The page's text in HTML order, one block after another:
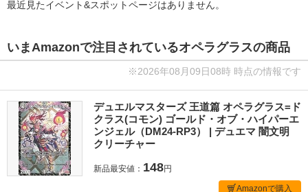
最近見たイベント&スポットページはありません。
いまAmazonで注目されているオペラグラスの商品
※2026年08月09日08時 時点の情報です
デュエルマスターズ 王道篇 オペラグラス=ド
クラス(コモン) ゴールド・オブ・ハイパーエ
ンジェル（DM24-RP3） | デュエマ 闇文明
クリーチャー
新品最安値： 148円
Amazonで購入